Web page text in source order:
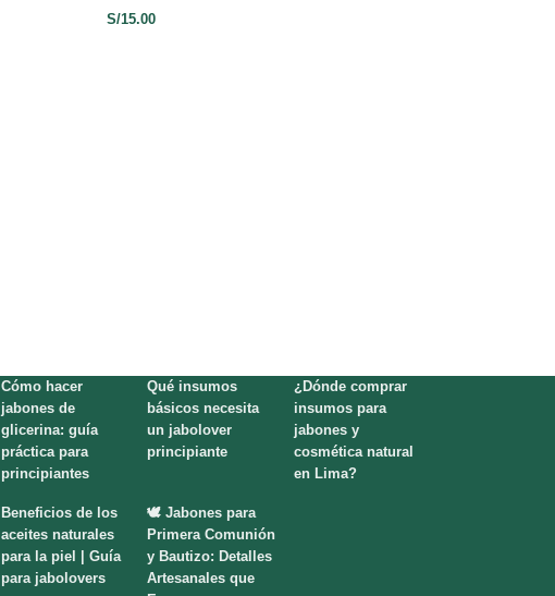
S/15.00
Cómo hacer
jabones de
glicerina: guía
práctica para
principiantes
Qué insumos
básicos necesita
un jabolover
principiante
¿Dónde comprar
insumos para
jabones y
cosmética natural
en Lima?
Beneficios de los
aceites naturales
para la piel | Guía
para jabolovers
🕊️ Jabones para
Primera Comunión
y Bautizo: Detalles
Artesanales que